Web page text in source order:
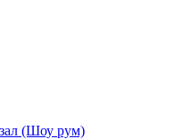
(Шоу рум)